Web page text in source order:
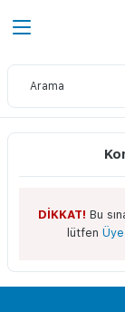
DİKKAT! Bu
lütfen